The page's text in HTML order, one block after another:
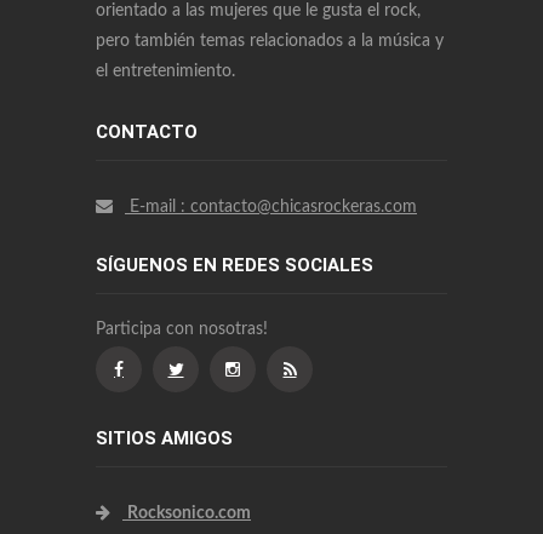
orientado a las mujeres que le gusta el rock,
pero también temas relacionados a la música y
el entretenimiento.
CONTACTO
E-mail : contacto@chicasrockeras.com
SÍGUENOS EN REDES SOCIALES
Participa con nosotras!
SITIOS AMIGOS
Rocksonico.com